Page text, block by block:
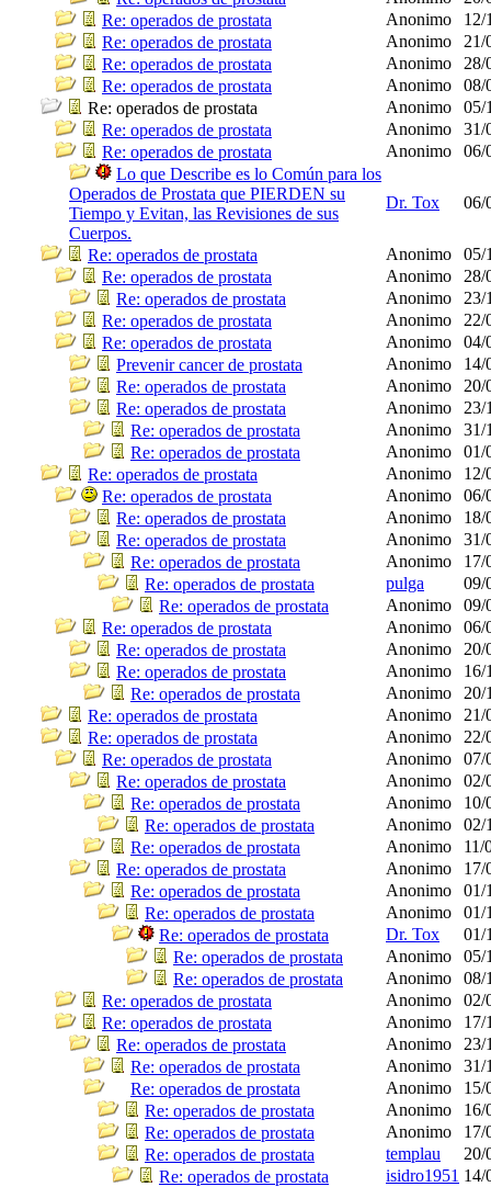
Re: operados de prostata
Anonimo
12/
Re: operados de prostata
Anonimo
21/
Re: operados de prostata
Anonimo
28/
Re: operados de prostata
Anonimo
08/
Re: operados de prostata
Anonimo
05/
Re: operados de prostata
Anonimo
31/
Re: operados de prostata
Anonimo
06/
Lo que Describe es lo Común para los
Operados de Prostata que PIERDEN su
Tiempo y Evitan, las Revisiones de sus
Cuerpos.
Dr. Tox 06/
Re: operados de prostata Anonimo
05/
Re: operados de prostata
Anonimo
28/
Re: operados de prostata
Anonimo
23/
Re: operados de prostata
Anonimo
22/
Re: operados de prostata
Anonimo
04/
Prevenir cancer de prostata
Anonimo
14/
Re: operados de prostata
Anonimo
20/
Re: operados de prostata
Anonimo
23/
Re: operados de prostata
Anonimo
31/
Re: operados de prostata
Anonimo
01/
Re: operados de prostata
Anonimo
12/
Re: operados de prostata
Anonimo
06/
Re: operados de prostata
Anonimo
18/
Re: operados de prostata
Anonimo
31/
Re: operados de prostata
Anonimo
17/
Re: operados de prostata
pulga
09/
Re: operados de prostata
Anonimo
09/
Re: operados de prostata
Anonimo
06/
Re: operados de prostata
Anonimo
20/
Re: operados de prostata
Anonimo
16/
Re: operados de prostata
Anonimo
20/
Re: operados de prostata
Anonimo
21/
Re: operados de prostata
Anonimo
22/
Re: operados de prostata
Anonimo
07/
Re: operados de prostata
Anonimo
02/
Re: operados de prostata
Anonimo
10/
Re: operados de prostata
Anonimo
02/
Re: operados de prostata
Anonimo
11/
Re: operados de prostata
Anonimo
17/
Re: operados de prostata
Anonimo
01/
Re: operados de prostata
Anonimo
01/
Re: operados de prostata
Dr. Tox
01/
Re: operados de prostata
Anonimo
05/
Re: operados de prostata
Anonimo
08/
Re: operados de prostata
Anonimo
02/
Re: operados de prostata
Anonimo
17/
Re: operados de prostata
Anonimo
23/
Re: operados de prostata
Anonimo
31/
Re: operados de prostata
Anonimo
15/
Re: operados de prostata
Anonimo
16/
Re: operados de prostata
Anonimo
17/
Re: operados de prostata
templau
20/
Re: operados de prostata
isidro1951 14/